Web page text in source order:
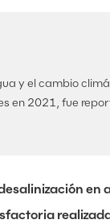
y el cambio
en 2021, fue
en